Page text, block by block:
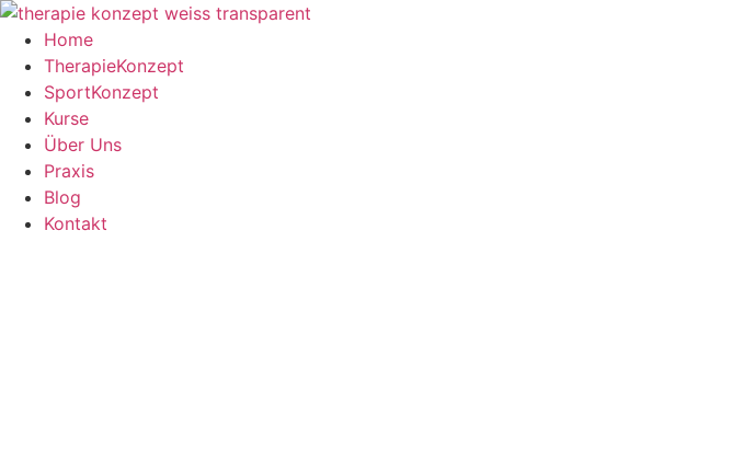
Zum
Inhalt
springen
Home
TherapieKonzept
SportKonzept
Kurse
Über Uns
Praxis
Blog
Kontakt